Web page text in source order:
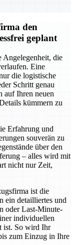
den
geplant
Angelegenheit, die
Eine
die logistische
Schritt genau
auf Ihren neuen
kümmern zu
Erfahrung und
souverän zu
über den
– alles wird mit
nicht nur Zeit,
ist die
ein detailliertes und
oder Last-Minute-
individuellen
ist. So wird Ihr
zum Einzug in Ihre